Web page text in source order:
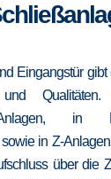
Eingangstür
und
Anlagen, in
in Z-
über die